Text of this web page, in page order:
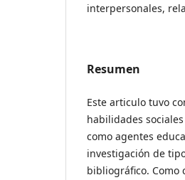
interpersonales,
Resumen
Este articulo tuvo
habilidades
como agentes
investigación de
bibliográfico. Como